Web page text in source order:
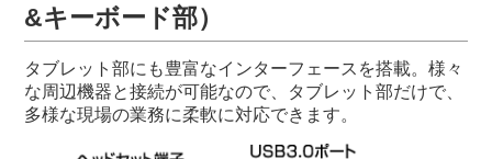
&キーボード部）
タブレット部にも豊富なインターフェースを搭載。様々
な周辺機器と接続が可能なので、タブレット部だけで、
多様な現場の業務に柔軟に対応できます。